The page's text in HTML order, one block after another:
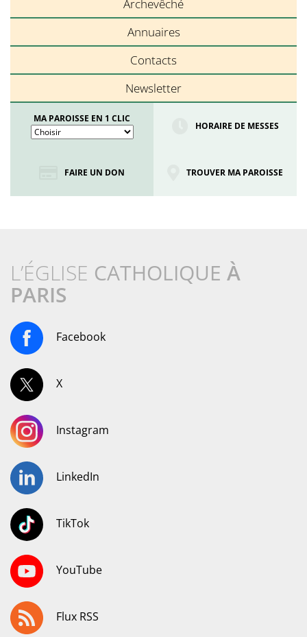
Archevêché
Annuaires
Contacts
Newsletter
MA PAROISSE EN 1 CLIC
HORAIRE DE MESSES
FAIRE UN DON TROUVER MA PAROISSE
L’ÉGLISE CATHOLIQUE À
PARIS
Facebook
X
Instagram
LinkedIn
TikTok
YouTube
Flux RSS